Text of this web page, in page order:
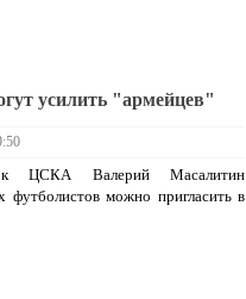
усилить "армейцев"
ЦСКА Валерий Масалитин
футболистов можно пригласить в